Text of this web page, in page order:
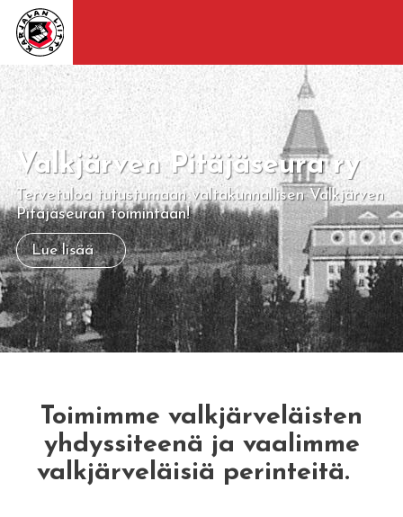
Valkjärven Pitäjäseura ry
Tervetuloa tutustumaan valtakunnallisen Valkjärven
Pitäjäseuran toimintaan!
Lue lisää
Toimimme valkjärveläisten
yhdyssiteenä ja vaalimme
valkjärveläisiä perinteitä.